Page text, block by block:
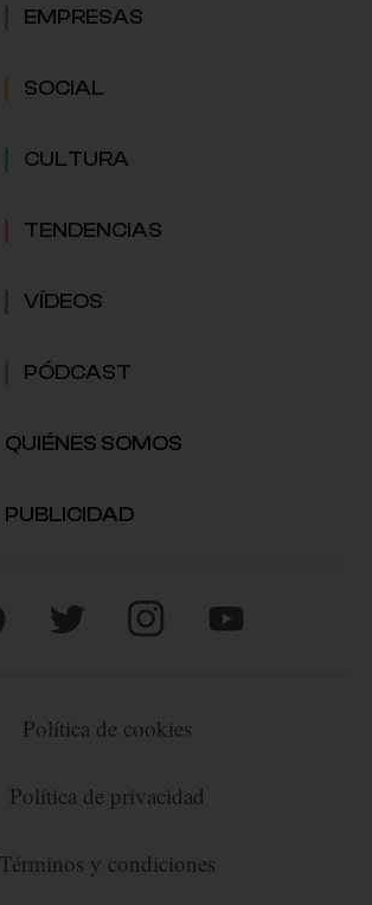
EMPRESAS
SOCIAL
CULTURA
TENDENCIAS
VÍDEOS
PÓDCAST
QUIÉNES SOMOS
PUBLICIDAD
Política de cookies
Política de privacidad
Términos y condiciones